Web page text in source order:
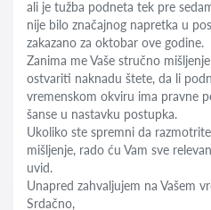
ali je tužba podneta tek pre
nije bilo značajnog napretka u
zakazano za oktobar ove godine.
Zanima me Vaše stručno
ostvariti naknadu štete, da li
vremenskom okviru ima pravne
šanse u nastavku postupka.
Ukoliko ste spremni da
mišljenje, rado ću Vam sve
uvid.
Unapred zahvaljujem na Vašem
Srdačno,